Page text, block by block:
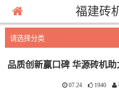
福建砖
请选择分类
品质创新赢口碑 华源砖机
07.24 1940